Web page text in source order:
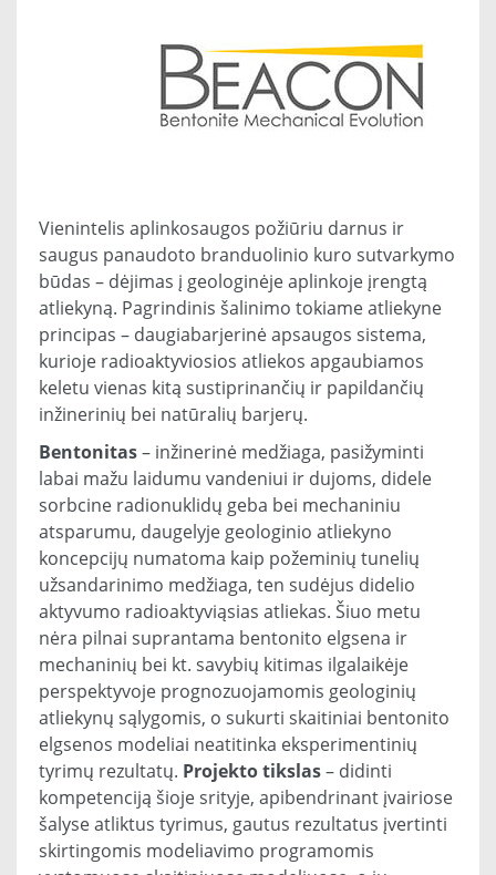
Vienintelis aplinkosaugos požiūriu darnus ir
saugus panaudoto branduolinio kuro sutvarkymo
būdas – dėjimas į geologinėje aplinkoje įrengtą
atliekyną. Pagrindinis šalinimo tokiame atliekyne
principas – daugiabarjerinė apsaugos sistema,
kurioje radioaktyviosios atliekos apgaubiamos
keletu vienas kitą sustiprinančių ir papildančių
inžinerinių bei natūralių barjerų.
Bentonitas– inžinerinė medžiaga, pasižyminti
labai mažu laidumu vandeniui ir dujoms, didele
sorbcine radionuklidų geba bei mechaniniu
atsparumu, daugelyje geologinio atliekyno
koncepcijų numatoma kaip požeminių tunelių
užsandarinimo medžiaga, ten sudėjus didelio
aktyvumo radioaktyviąsias atliekas. Šiuo metu
nėra pilnai suprantama bentonito elgsena ir
mechaninių bei kt. savybių kitimas ilgalaikėje
perspektyvoje prognozuojamomis geologinių
atliekynų sąlygomis, o sukurti skaitiniai bentonito
elgsenos modeliai neatitinka eksperimentinių
tyrimų rezultatų. Projekto tikslas– didinti
kompetenciją šioje srityje, apibendrinant įvairiose
šalyse atliktus tyrimus, gautus rezultatus įvertinti
skirtingomis modeliavimo programomis